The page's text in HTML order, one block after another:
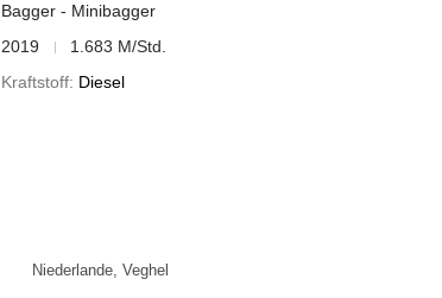
Bagger - Minibagger
2019
1.683 M/Std.
Kraftstoff Diesel
Niederlande, Veghel